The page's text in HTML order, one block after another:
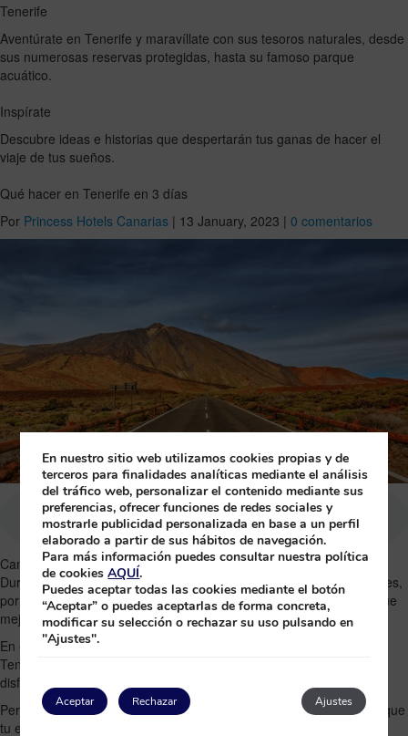
Tenerife
Aventúrate en Tenerife y maravíllate con sus tesoros naturales, desde
sus numerosas reservas protegidas, hasta su famoso parque
acuático.
Inspírate
Descubre ideas e historias que despertarán tus ganas de hacer el
viaje de tus sueños.
Qué hacer en Tenerife en 3 días
Por Princess Hotels Canarias | 13 January, 2023 | 0 comentarios
Canarias es hospitalidad, temperaturas agradables y diversión.
Durante tu estancia, podrás elegir entre una gran variedad de planes,
por lo que estamos convencidos de que encontrarás la actividad que
mejor se adapte a tus expectativas.
En este blog descubrirás las principales opciones que te ofrecerá
Tenerife durante
disfrutar de la diversidad de emociones que puedes vivir en la isla.
Pero antes, queremos trasladarte algunas recomendaciones para que
tu estancia sea ideal:
En nuestro sitio web utilizamos cookies propias y de
terceros para finalidades analíticas mediante el análisis
del tráfico web, personalizar el contenido mediante sus
preferencias, ofrecer funciones de redes sociales y
mostrarle publicidad personalizada en base a un perfil
elaborado a partir de sus hábitos de navegación.
Para más información puedes consultar nuestra política
de cookiesAQUÍ.
Puedes aceptar todas las cookies mediante el botón
“Aceptar” o puedes aceptarlas de forma concreta,
modificar su selección o rechazar su uso pulsando en
"Ajustes".
Aceptar Ajustes
Rechazar